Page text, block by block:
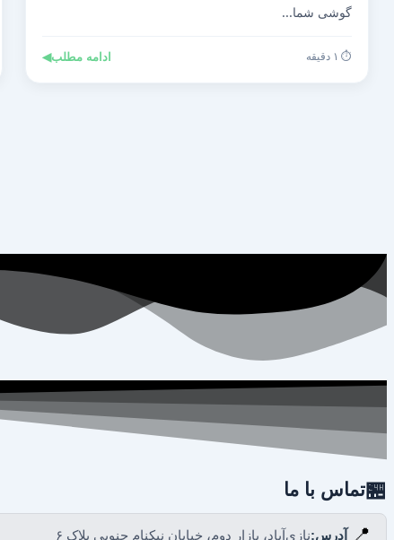
گوشی شما...
⏱️ ۱ دقیقه ادامه مطلب◀
🏪تماس با ما
📍 آدرس:نازی‌آباد، بازار دوم، خیابان نیکنام جنوبی پلاک ۶